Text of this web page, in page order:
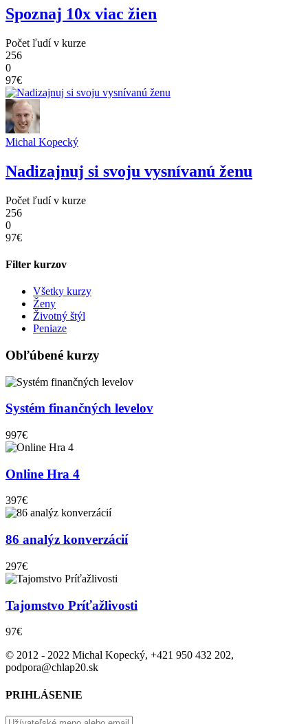
Spoznaj 10x viac žien
Počet ľudí v kurze
256
0
97€
Michal Kopecký
Nadizajnuj si svoju vysnívanú ženu
Počet ľudí v kurze
256
0
97€
Filter kurzov
Všetky kurzy
Ženy
Životný štýl
Peniaze
Obľúbené kurzy
Systém finančných levelov
997€
Online Hra 4
397€
86 analýz konverzácií
297€
Tajomstvo Príťažlivosti
97€
© 2012 - 2022 Michal Kopecký, +421 950 432 202,
podpora@chlap20.sk
PRIHLÁSENIE